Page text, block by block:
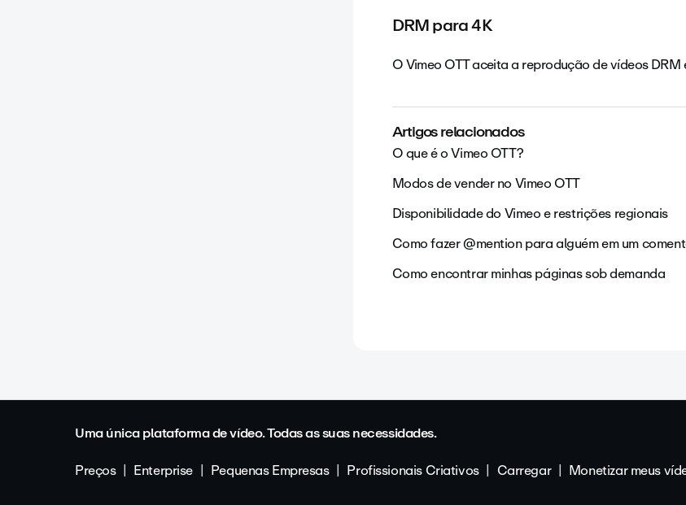
DRM para 4K
O Vimeo OTT aceita a reprodução de vídeos DRM
Artigos relacionados
O que é o Vimeo OTT?
Modos de vender no Vimeo OTT
Disponibilidade do Vimeo e restrições regionais
Como fazer @mention para alguém em um
Como encontrar minhas páginas sob demanda
Uma única plataforma de vídeo. Todas as suas necessidades.
Preços
Enterprise Pequenas Empresas Profissionais Criativos Carregar Monetizar meus